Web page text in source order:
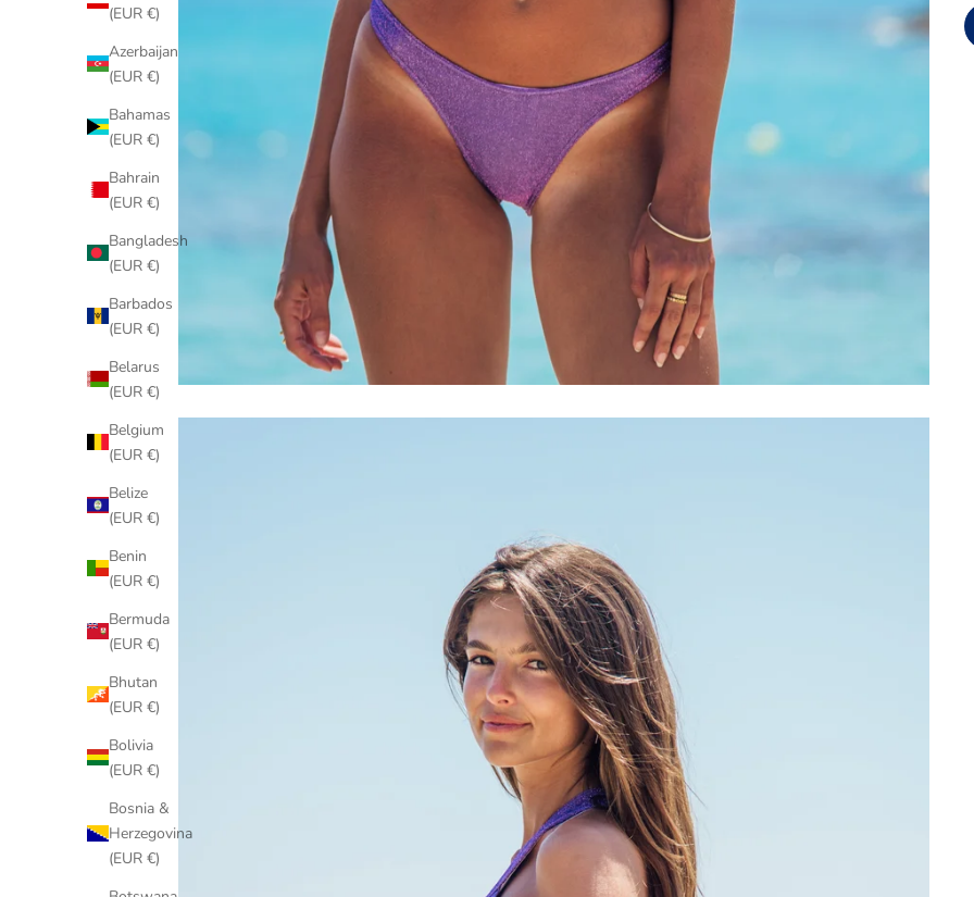
(EUR €)
Azerbaijan
(EUR €)
Bahamas
(EUR €)
Bahrain
(EUR €)
Bangladesh
(EUR €)
Barbados
(EUR €)
Belarus
(EUR €)
Belgium
(EUR €)
Belize
(EUR €)
Benin
(EUR €)
Bermuda
(EUR €)
Bhutan
(EUR €)
Bolivia
(EUR €)
Bosnia &
Herzegovina
(EUR €)